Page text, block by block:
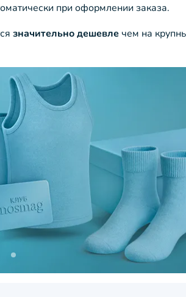
при оформлении заказа.
значительно дешевле чем на